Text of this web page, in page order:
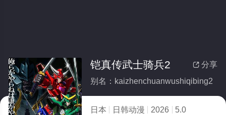
 分享
铠真传武士骑兵2
别名：kaizhenchuanwushiqibing2
日本 日韩动漫 2026
5.0